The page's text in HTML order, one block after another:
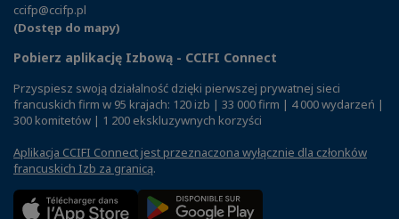
ccifp@ccifp.pl
(Dostęp do mapy)
Pobierz aplikację Izbową - CCIFI Connect
Przyspiesz swoją działalność dzięki pierwszej prywatnej sieci
francuskich firm w 95 krajach: 120 izb | 33 000 firm | 4 000 wydarzeń |
300 komitetów | 1 200 ekskluzywnych korzyści
Aplikacja CCIFI Connect jest przeznaczona wyłącznie dla członków
francuskich Izb za granicą.